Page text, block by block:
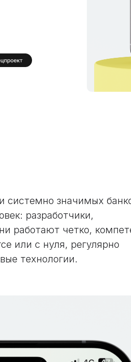
системно значимых
разработчики,
работают четко,
или с нуля, регулярно
технологии.